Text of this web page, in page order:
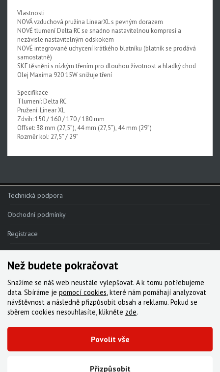
Vlastnosti
NOVÁ vzduchová pružina LinearXL s pevným dorazem
NOVÉ tlumení Delta RC se snadno nastavitelnou kompresí a
nezávisle nastavitelným odskokem
NOVÉ integrované uchycení krátkého blatníku (blatník se prodává
samostatně)
SKF těsnění s nízkým třením pro dlouhou životnost a hladký chod
Olej Maxima 920 15W snižuje tření
Specifikace
Tlumení: Delta RC
Pružení: Linear XL
Zdvih: 150 / 160 / 170 / 180 mm
Offset: 38 mm (27,5”), 44 mm (27,5”), 44 mm (29”)
Rozměr kol: 27,5” / 29”
Technická podpora
Obchodní podmínky
Registrace
Reklamace
Kde nakoupit
Kontakt
Servis
Ke stažení
© 2000-2026 Všechna práva vyhrazena,Cyklo Žitný, s.r.o.|Zásady cookies
Než budete pokračovat
Snažíme se náš web neustále vylepšovat. A k tomu potřebujeme
data. Sbíráme je pomocí cookies, které nám pomáhají analyzovat
návštěvnost a následně přizpůsobit obsah a reklamu. Pokud se
sběrem cookies nesouhlasíte, klikněte zde.
Přizpůsobit
Povolit vše